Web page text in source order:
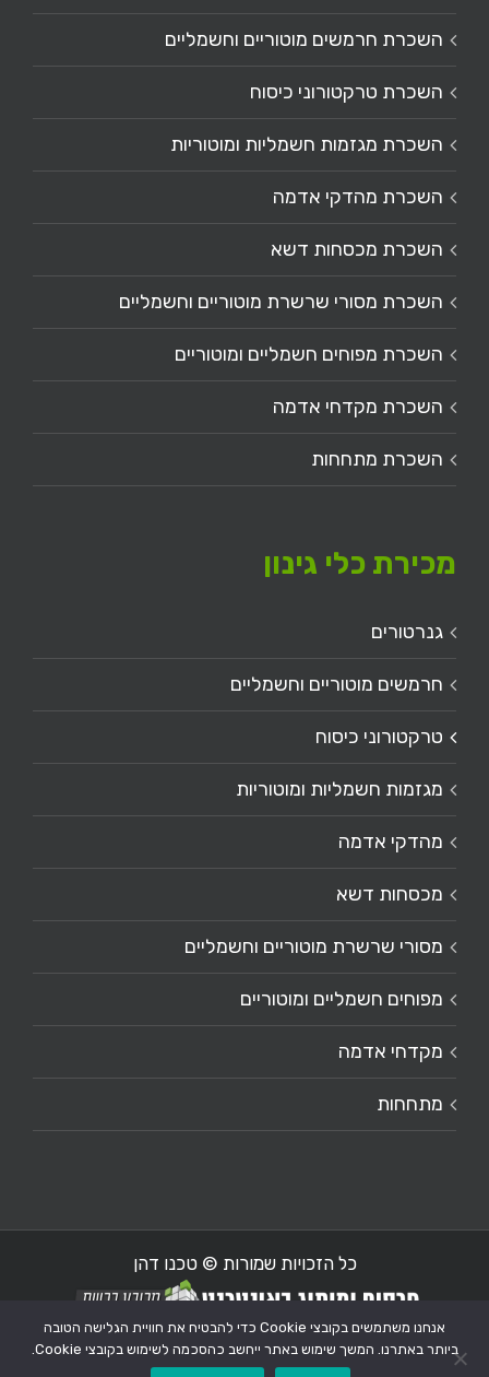
השכרת חרמשים מוטוריים וחשמליים
השכרת טרקטורוני כיסוח
השכרת מגזמות חשמליות ומוטוריות
השכרת מהדקי אדמה
השכרת מכסחות דשא
השכרת מסורי שרשרת מוטוריים וחשמליים
השכרת מפוחים חשמליים ומוטוריים
השכרת מקדחי אדמה
השכרת מתחחות
מכירת כלי גינון
גנרטורים
חרמשים מוטוריים וחשמליים
טרקטורוני כיסוח
מגזמות חשמליות ומוטוריות
מהדקי אדמה
מכסחות דשא
מסורי שרשרת מוטוריים וחשמליים
מפוחים חשמליים ומוטוריים
מקדחי אדמה
מתחחות
כל הזכויות שמורות © טכנו דהן
אנחנו משתמשים בקובצי Cookie כדי להבטיח את חוויית הגלישה הטובה
ביותר באתרנו. המשך שימוש באתר ייחשב כהסכמה לשימוש בקובצי Cookie.